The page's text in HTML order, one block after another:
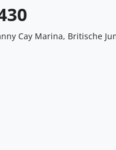
Cay Marina, Britische